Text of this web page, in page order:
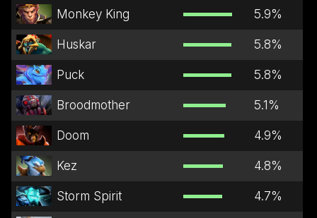
Monkey King 5.9%
Huskar 5.8%
Puck 5.8%
Broodmother 5.1%
Doom 4.9%
Kez 4.8%
Storm Spirit 4.7%